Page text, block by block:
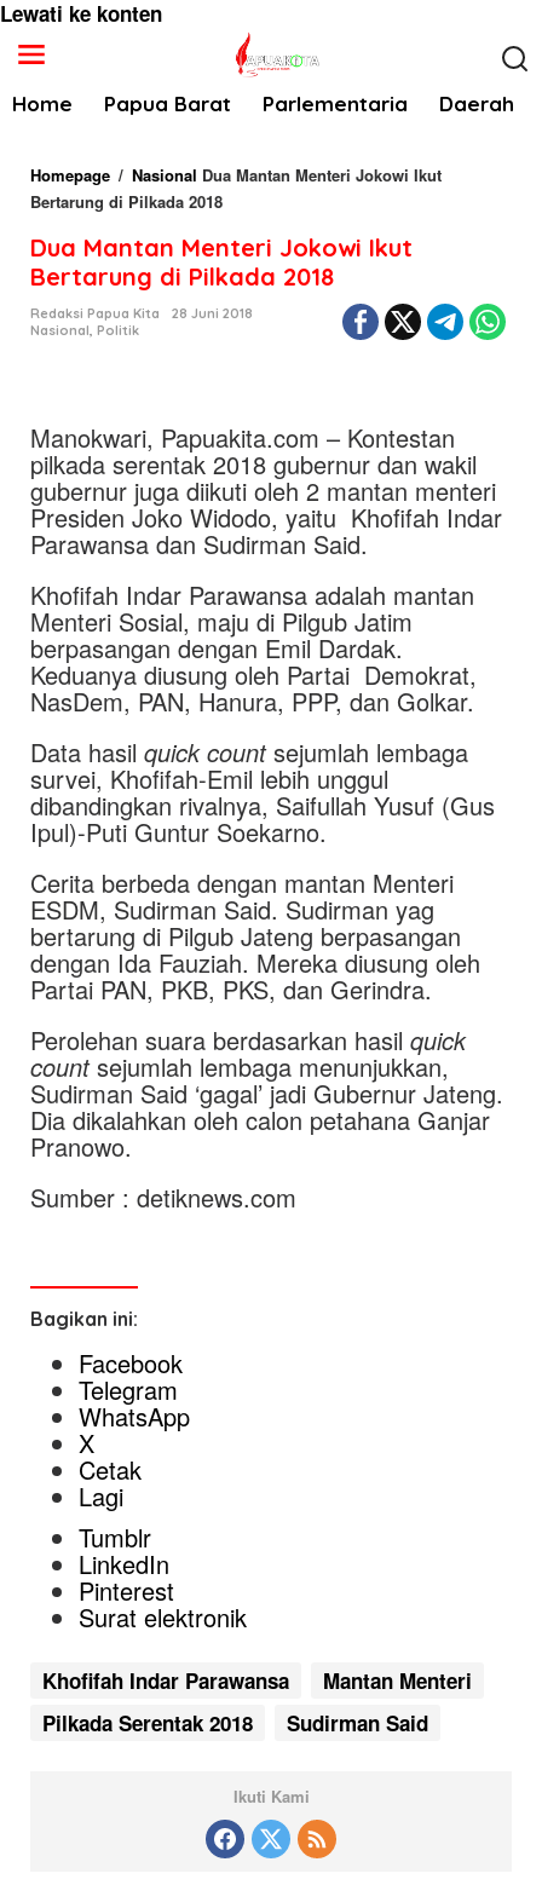
Lewati ke konten
Home Papua Barat Parlementaria Daerah
Homepage / Nasional Dua Mantan Menteri Jokowi Ikut
Bertarung di Pilkada 2018
Dua Mantan Menteri Jokowi Ikut
Bertarung di Pilkada 2018
Redaksi Papua Kita
28 Juni 2018
Nasional, Politik
Manokwari, Papuakita.com – Kontestan
pilkada serentak 2018 gubernur dan wakil
gubernur juga diikuti oleh 2 mantan menteri
Presiden Joko Widodo, yaitu Khofifah Indar
Parawansa dan Sudirman Said.
Khofifah Indar Parawansa adalah mantan
Menteri Sosial, maju di Pilgub Jatim
berpasangan dengan Emil Dardak.
Keduanya diusung oleh Partai Demokrat,
NasDem, PAN, Hanura, PPP, dan Golkar.
Data hasil quick countsejumlah lembaga
survei, Khofifah-Emil lebih unggul
dibandingkan rivalnya, Saifullah Yusuf (Gus
Ipul)-Puti Guntur Soekarno.
Cerita berbeda dengan mantan Menteri
ESDM, Sudirman Said. Sudirman yag
bertarung di Pilgub Jateng berpasangan
dengan Ida Fauziah. Mereka diusung oleh
Partai PAN, PKB, PKS, dan Gerindra.
Perolehan suara berdasarkan hasil quick
countsejumlah lembaga menunjukkan,
Sudirman Said ‘gagal’ jadi Gubernur Jateng.
Dia dikalahkan oleh calon petahana Ganjar
Pranowo.
Sumber : detiknews.com
Bagikan ini:
Facebook
Telegram
WhatsApp
X
Cetak
Lagi
Tumblr
LinkedIn
Pinterest
Surat elektronik
Khofifah Indar Parawansa
Mantan Menteri
Pilkada Serentak 2018
Sudirman Said
Ikuti Kami